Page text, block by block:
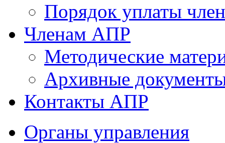
Порядок уплаты
Членам АПР
Методические
Архивные
Контакты АПР
Органы управления